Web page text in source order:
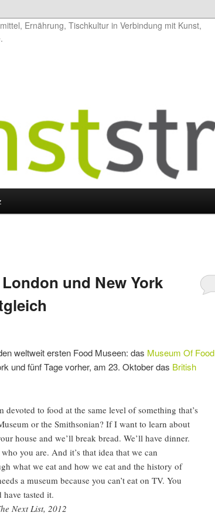
Ernährung, Tischkultur in Verbindung mit Kunst,
und New York
weltweit ersten Food Museen: das Museum Of Food
und fünf Tage vorher, am 23. Oktober das British
devoted to food at the same level of something that’s
or the Smithsonian? If I want to learn about
house and we’ll break bread. We’ll have dinner.
you are. And it’s that idea that we can
what we eat and how we eat and the history of
a museum because you can’t eat on TV. You
have tasted it.
Next List, 2012